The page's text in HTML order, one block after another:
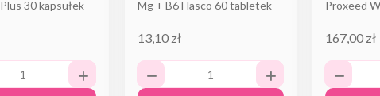
30 kapsułek Mg + B6 Hasco 60 tabletek
13,10 zł
Proxeed
167,00 zł